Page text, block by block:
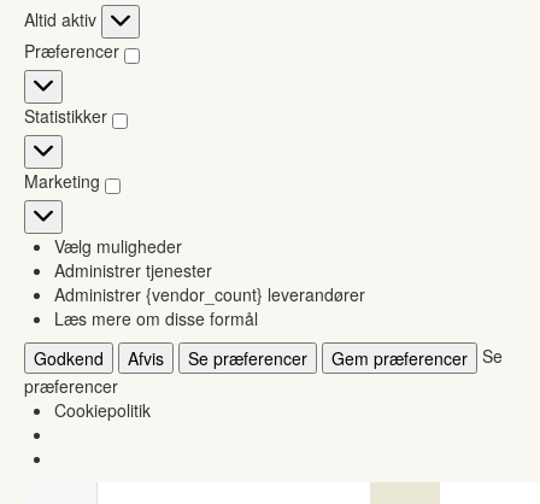
Funktionsdygtig
Altid aktiv
Præferencer
Præferencer
Statistikker
Statistikker
Marketing
Marketing
Vælg muligheder
Administrer tjenester
Administrer {vendor_count} leverandører
Læs mere om disse formål
Godkend
Afvis Se præferencer Gem præferencer Se
præferencer
Cookiepolitik